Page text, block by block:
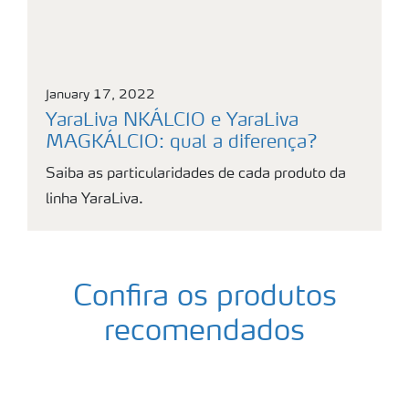
January 17, 2022
YaraLiva NKÁLCIO e YaraLiva
MAGKÁLCIO: qual a diferença?
Saiba as particularidades de cada produto da
linha YaraLiva.
Confira os produtos
recomendados